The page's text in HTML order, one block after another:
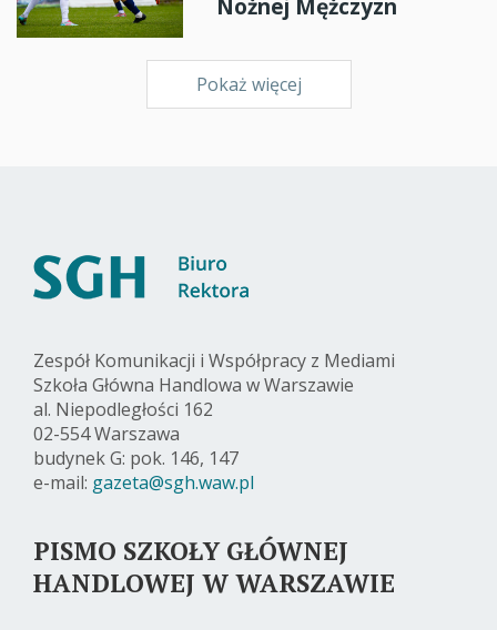
Nożnej Mężczyzn
Pokaż więcej
Zespół Komunikacji i Współpracy z Mediami
Szkoła Główna Handlowa w Warszawie
al. Niepodległości 162
02-554 Warszawa
budynek G: pok. 146, 147
e-mail: gazeta@sgh.waw.pl
PISMO SZKOŁY GŁÓWNEJ
HANDLOWEJ W WARSZAWIE